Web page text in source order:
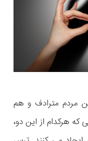
مردم مترادف و هم
هرکدام از این دو،